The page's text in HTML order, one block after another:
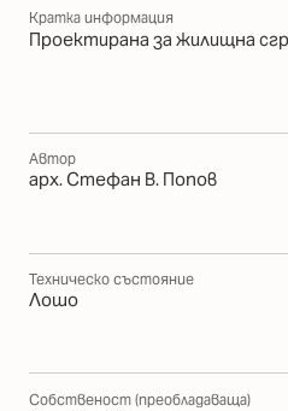
Кратка информация
Проектирана за жилищна
Автор
арх. Стефан В. Попов
Техническо състояние
Лошо
Собственост (преобладаваща)